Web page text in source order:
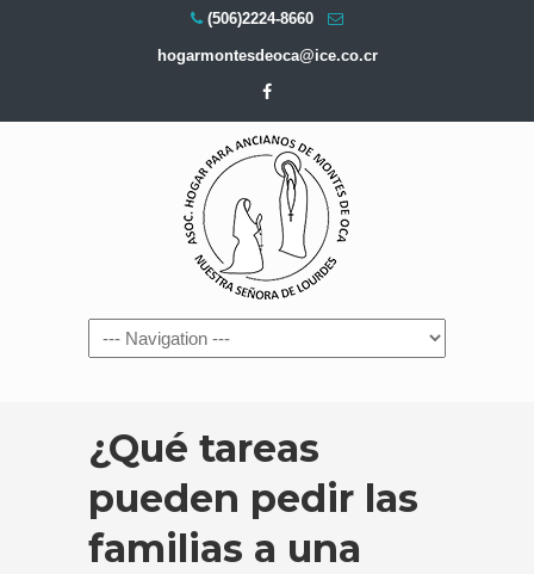
(506)2224-8660
hogarmontesdeoca@ice.co.cr
Navigation
¿Qué tareas
pueden pedir las
familias a una